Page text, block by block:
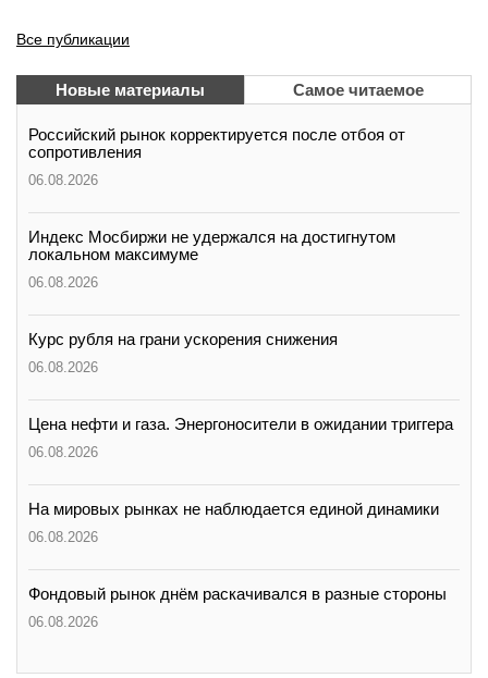
Все публикации
Новые материалы Самое читаемое
Российский рынок корректируется после отбоя от
сопротивления
06.08.2026
Индекс Мосбиржи не удержался на достигнутом
локальном максимуме
06.08.2026
Курс рубля на грани ускорения снижения
06.08.2026
Цена нефти и газа. Энергоносители в ожидании триггера
06.08.2026
На мировых рынках не наблюдается единой динамики
06.08.2026
Фондовый рынок днём раскачивался в разные стороны
06.08.2026